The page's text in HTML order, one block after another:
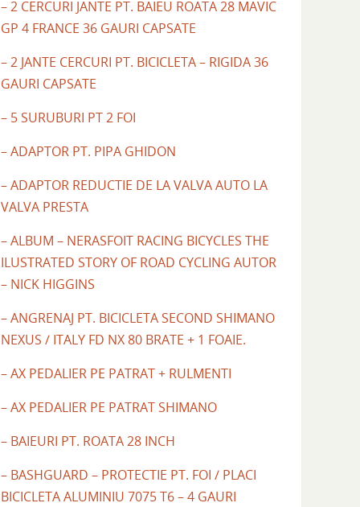
– 2 CERCURI JANTE PT. BAIEU ROATA 28 MAVIC
GP 4 FRANCE 36 GAURI CAPSATE
– 2 JANTE CERCURI PT. BICICLETA – RIGIDA 36
GAURI CAPSATE
– 5 SURUBURI PT 2 FOI
– ADAPTOR PT. PIPA GHIDON
– ADAPTOR REDUCTIE DE LA VALVA AUTO LA
VALVA PRESTA
– ALBUM – NERASFOIT RACING BICYCLES THE
ILUSTRATED STORY OF ROAD CYCLING AUTOR
– NICK HIGGINS
– ANGRENAJ PT. BICICLETA SECOND SHIMANO
NEXUS / ITALY FD NX 80 BRATE + 1 FOAIE.
– AX PEDALIER PE PATRAT + RULMENTI
– AX PEDALIER PE PATRAT SHIMANO
– BAIEURI PT. ROATA 28 INCH
– BASHGUARD – PROTECTIE PT. FOI / PLACI
BICICLETA ALUMINIU 7075 T6 – 4 GAURI